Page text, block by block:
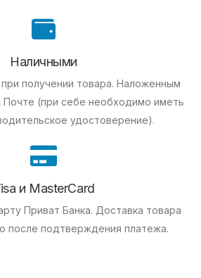
Наличными
получении товара. Наложенным
(при себе необходимо иметь
удостоверение).
и MasterCard
Приват Банка. Доставка товара
после подтверждения платежа.